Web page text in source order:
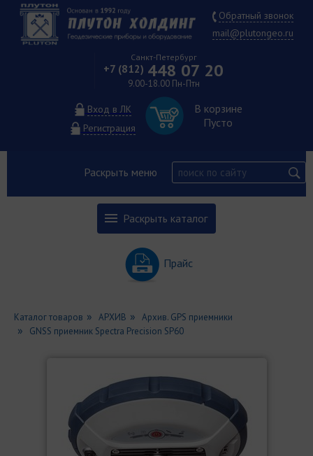
Обратный звонок
mail@plutongeo.ru
Санкт-Петербург
+7 (812) 448 07 20
9.00-18.00 Пн-Птн
Вход в ЛК
Регистрация
В корзине
Пусто
Раскрыть меню
Раскрыть каталог
Прайс
Каталог товаров АРХИВ
Архив. GPS приемники
GNSS приемник Spectra Precision SP60